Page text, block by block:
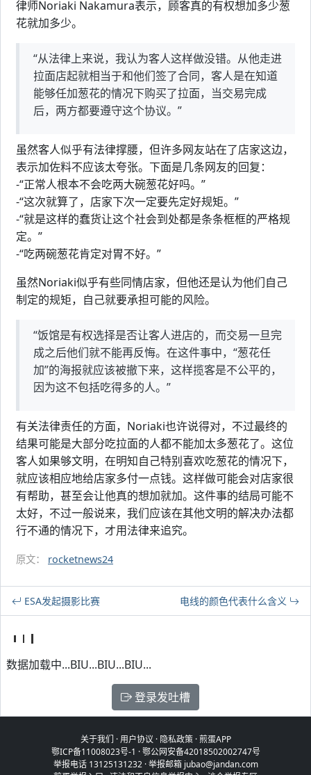
律师Noriaki Nakamura表示，顾客真的有权想加多少葱
花就加多少。
“从法律上来说，我认为客人这样做没错。从他走进
拉面店起就相当于和他们签了合同，客人是在知道
能够任加葱花的情况下购买了拉面，当交易完成
后，两方都要遵守这个协议。”
虽然客人似乎有法律撑腰，但许多网友站在了店家这边，
表示加佐料不应该太夸张。下面是几条网友的回复：
-“正常人根本不会吃两大碗葱花好吗。”
-“这次就算了，店家下次一定要先定好规矩。”
-“就是这样的蠢货让这个社会到处都是条条框框的严格规
定。”
-“吃两碗葱花肯定对胃不好。”
虽然Noriaki似乎有些同情店家，但他还是认为他们自己
制定的规矩，自己就要承担可能的风险。
“饭馆是有权选择是否让客人进店的，而交易一旦完
成之后他们就不能再反悔。在这件事中，“葱花任
加”的海报就应该被撤下来，这样揽客是不公平的，
因为这不包括吃得多的人。”
有关法律责任的方面，Noriaki也许说得对，不过最终的
结果可能是大部分吃拉面的人都不能加太多葱花了。这位
客人如果够文明，在明知自己特别喜欢吃葱花的情况下，
就应该相应地给店家多付一点钱。这样做可能会对店家很
有帮助，甚至会让他真的想加就加。这件事的结局可能不
太好，不过一般说来，我们应该在其他文明的解决办法都
行不通的情况下，才用法律来追究。
原文： rocketnews24
ESA发起摄影比赛 电线的颜色代表什么含义
数据加载中...BIU...BIU...BIU...
登录发吐槽
关于我们 ·用户协议 · 隐私政策·煎蛋APP
鄂ICP备11008023号-1 ·鄂公网安备42018502002747号
举报电话 13125131232 · 举报邮箱 jubao@jandan.com